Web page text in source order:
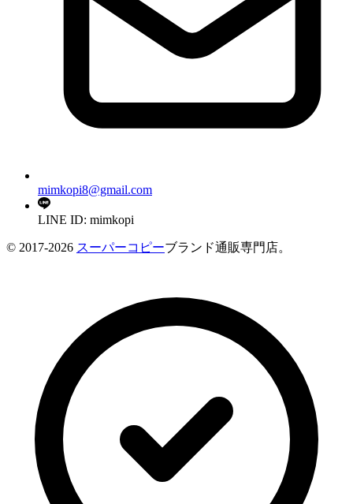
mimkopi8@gmail.com
LINE ID: mimkopi
© 2017-2026 スーパーコピーブランド通販専門店。